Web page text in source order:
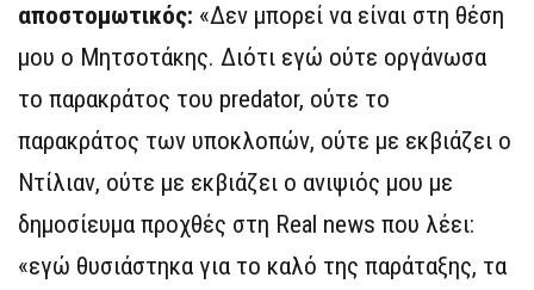
αποστομωτικός: «Δεν μπορεί να είναι στη θέση
μου ο Μητσοτάκης. Διότι εγώ ούτε οργάνωσα
το παρακράτος του predator, ούτε το
παρακράτος των υποκλοπών, ούτε με εκβιάζει ο
Ντίλιαν, ούτε με εκβιάζει ο ανιψιός μου με
δημοσίευμα προχθές στη Real news που λέει:
«εγώ θυσιάστηκα για το καλό της παράταξης, τα